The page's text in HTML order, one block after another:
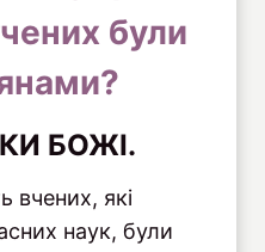
були
БОЖІ.
вчених, які
наук, були